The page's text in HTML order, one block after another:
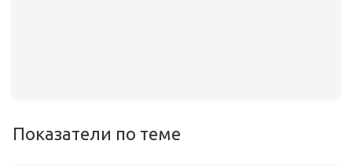
Показатели по теме